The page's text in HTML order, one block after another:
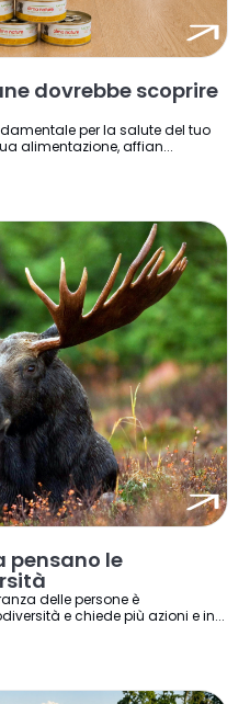
dovrebbe scoprire
per la salute del tuo
alimentazione, affian...
pensano le
delle persone è
e chiede più azioni e in...